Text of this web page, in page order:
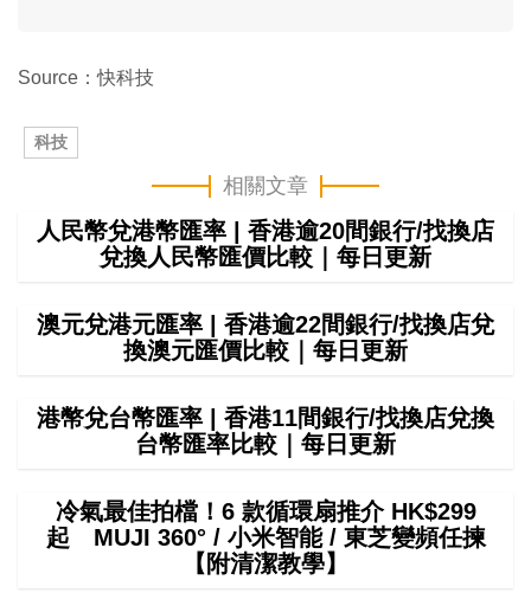
Source：快科技
科技
相關文章
人民幣兌港幣匯率 | 香港逾20間銀行/找換店
兌換人民幣匯價比較｜每日更新
澳元兌港元匯率 | 香港逾22間銀行/找換店兌
換澳元匯價比較｜每日更新
港幣兌台幣匯率 | 香港11間銀行/找換店兌換
台幣匯率比較｜每日更新
冷氣最佳拍檔！6 款循環扇推介 HK$299
起 MUJI 360° / 小米智能 / 東芝變頻任揀
【附清潔教學】